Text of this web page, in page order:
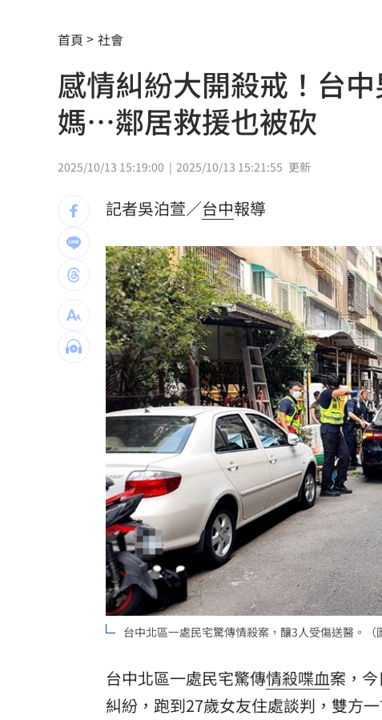
慶祝退休返家途中 她埋下未爆彈 05:02
智財局進駐文博會！連辦7天免費諮詢
ETF爆208億逃命潮！ 溫建勳揭買盤
記憶體加金融雙王牌 這檔瞄準韓股長牛！
台中社宅驚見中國國徽！網全炸鍋 04:09
瞄準胃癌新療法 醣聯啟動一期臨床試驗！
到了機場才知出不去！中國爆鎖國新法 03:57
7年前遭譏傻逼！他逆襲超車中國前首富
女兒一句話 兩老退休生活全變調 03:05
記憶體產能全被大廠包下 驚人漲價潮來襲
北美訂單補爆 聯發科小金雞EPS至27.12元
台灣彩券開獎直播中 20:31
LIVE三立+24小時直播 15:27
三立iNEWS新聞台線上直播 18:00
理想混蛋號召粉絲跨海追星吃美食！ 18:15
首頁 社會
感情糾紛大開殺戒！台
媽…鄰居救援也被砍
2025/10/13 15:19:00 2025/10/13 15:21:55 更新
記者吳泊萱／台中報導
台中北區一處民宅驚傳情殺案，釀3人受傷送醫。（
台中北區一處民宅驚傳情殺喋血案，
糾紛，跑到27歲女友住處談判，雙方